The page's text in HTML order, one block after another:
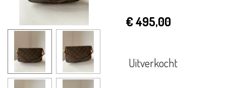
€ 495,00
Uitverkocht